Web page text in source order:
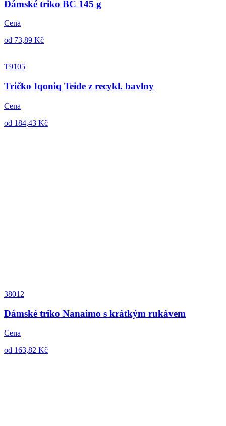
Dámské triko BC 145 g
Cena
od 73,89 Kč
T9105
Tričko Iqoniq Teide z recykl. bavlny
Cena
od 184,43 Kč
38012
Dámské triko Nanaimo s krátkým rukávem
Cena
od 163,82 Kč